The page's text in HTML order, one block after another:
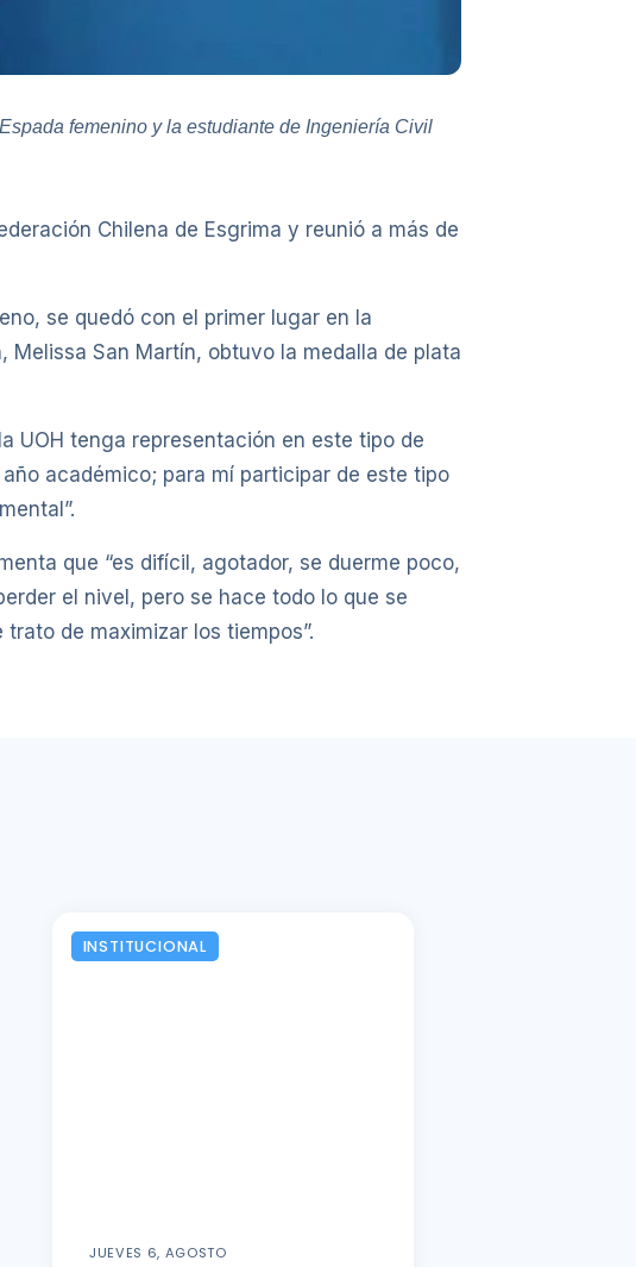
femenino y la estudiante de Ingeniería Civil
Chilena de Esgrima y reunió a más de
se quedó con el primer lugar en la
Melissa San Martín, obtuvo la medalla de plata
UOH tenga representación en este tipo de
académico; para mí participar de este tipo
que “es difícil, agotador, se duerme poco,
el nivel, pero se hace todo lo que se
de maximizar los tiempos”.
INSTITUCIONAL
JUEVES 6, AGOSTO